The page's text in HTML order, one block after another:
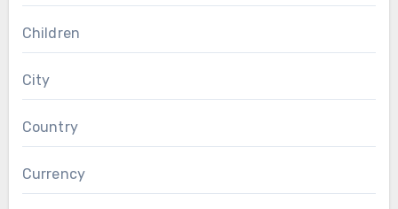
Children
City
Country
Currency